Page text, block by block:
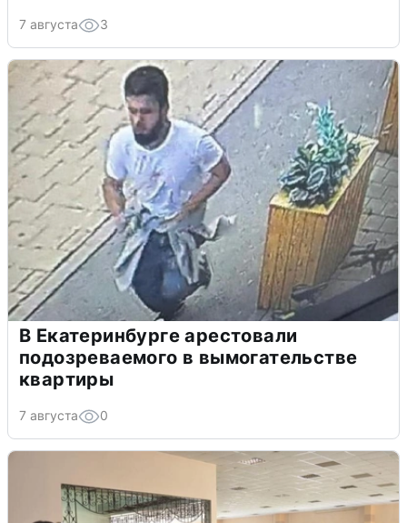
7 августа 3
В Екатеринбурге арестовали
подозреваемого в вымогательстве
квартиры
7 августа 0